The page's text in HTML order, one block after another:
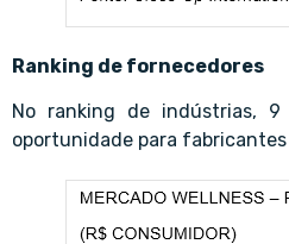
Ranking de fornecedores
No ranking de indústrias, 9
oportunidade para